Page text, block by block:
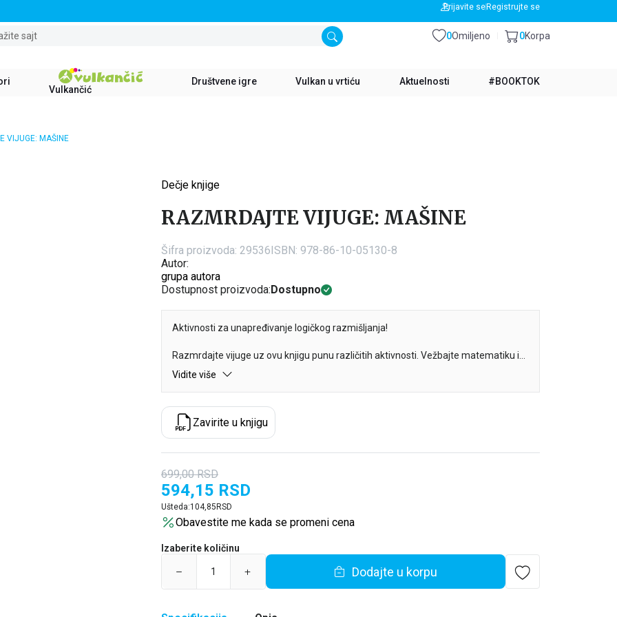
BESPLATNA DOSTAVA ZA IZNOS PREKO 3500 RSD
Prijavite se Registrujte se
sajt Omiljeno
0 Korpa
0
Vulkančić
Društvene igre Vulkan u vrtiću Aktuelnosti #BOOKTOK
VIJUGE: MAŠINE
Dečje knjige
RAZMRDAJTE VIJUGE: MAŠINE
Šifra proizvoda: 29536ISBN: 978-86-10-05130-8
Autor:
grupa autora
Dostupnost proizvoda:Dostupno
Aktivnosti za unapređivanje logičkog razmišljanja!
Razmrdajte vijuge uz ovu knjigu punu različitih aktivnosti. Vežbajte matematiku i
logičko razmišljanje uz zabavne zadatke i otkrijte mnoge zanimljive činjenice o
Odgovorite na pitanja, pronađite reči u tražilici, spojte tačkice, uočite razlike, obojte
scene, povežite parove i još mnogo toga.
Vidite više
Zavirite u knjigu
699,00 RSD
594,15 RSD
Ušteda:104,85 RSD
Obavestite me kada se promeni cena
Izaberite količinu
Dodajte u korpu